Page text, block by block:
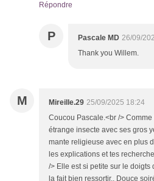
Répondre
P Pascale MD 26/09/
Thank you Willem.
M Mireille.29 25/09/2025 18:24
Coucou Pascale.<br />
étrange insecte avec ses gros
mante religieuse avec en plus
les explications et tes
/> Elle est si petite sur le
la fait bien ressortir.. Douce